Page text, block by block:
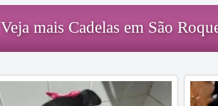
Veja mais Cadelas em São